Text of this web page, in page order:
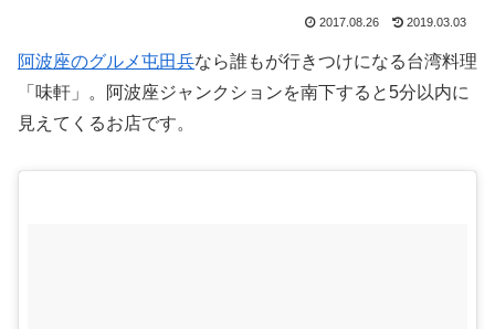
2017.08.26 2019.03.03
阿波座のグルメ屯田兵なら誰もが行きつけになる台湾料理
「味軒」。阿波座ジャンクションを南下すると5分以内に
見えてくるお店です。